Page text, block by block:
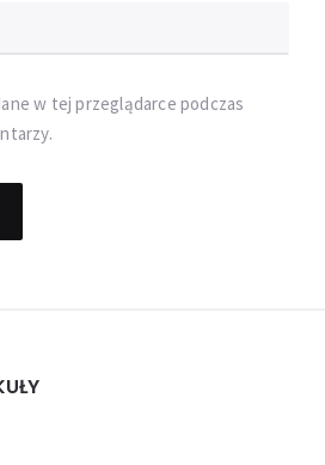
w tej przeglądarce podczas